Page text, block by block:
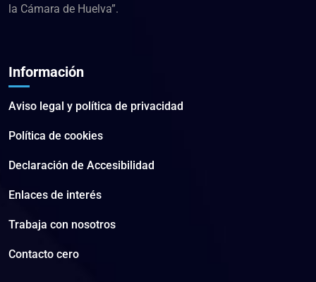
la Cámara de Huelva”.
Información
Aviso legal y política de privacidad
Política de cookies
Declaración de Accesibilidad
Enlaces de interés
Trabaja con nosotros
Contacto cero